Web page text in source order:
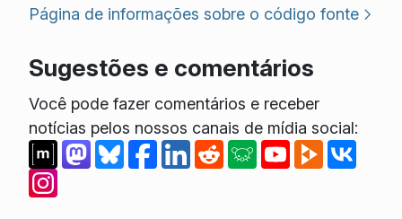
Página de informações sobre o código fonte
Sugestões e comentários
Você pode fazer comentários e receber
notícias pelos nossos canais de mídia social: